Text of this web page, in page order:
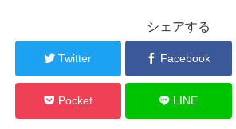
シェアする
Twitter Facebook
Pocket LINE